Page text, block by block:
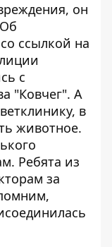
он
ссылкой на
с
"Ковчег". А
в
животное.
Ребята из
за